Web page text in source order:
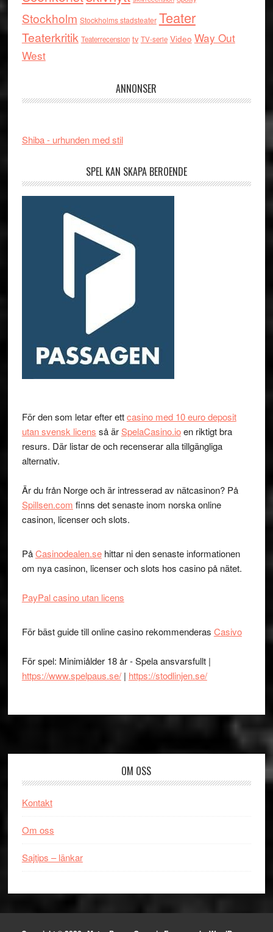
Stockholm Stockholms stadsteater Teater
Teaterkritik Teaterrecension tv TV-serie Video Way Out
West
ANNONSER
Shiba - urhunden med stil
SPEL KAN SKAPA BEROENDE
För den som letar efter ettcasino med 10 euro deposit
utan svensk licens så ärSpelaCasino.ioen riktigt bra
resurs. Där listar de och recenserar alla tillgängliga
alternativ.
Är du från Norge och är intresserad av nätcasinon? På
Spillsen.com finns det senaste inom norska online
casinon, licenser och slots.
PåCasinodealen.sehittar ni den senaste informationen
om nya casinon, licenser och slots hos casino på nätet.
PayPal casino utan licens
För bäst guide till online casino rekommenderas Casivo
För spel: Minimiålder 18 år - Spela ansvarsfullt |
https://www.spelpaus.se/| https://stodlinjen.se/
OM OSS
Kontakt
Om oss
Sajtips – länkar